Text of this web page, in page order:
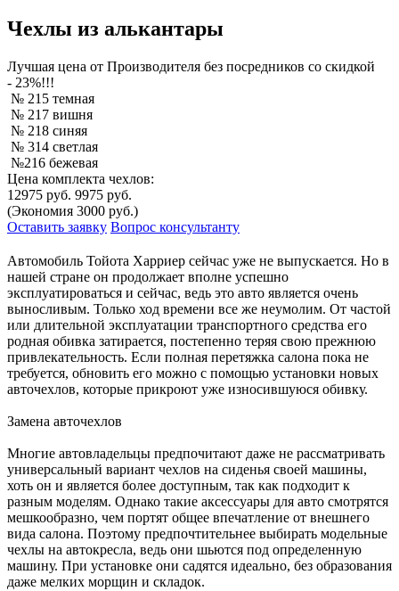
Чехлы из алькантары
Лучшая цена от Производителя без посредников со скидкой
- 23%!!!
№ 215 темная
№ 217 вишня
№ 218 синяя
№ 314 светлая
№216 бежевая
Цена комплекта чехлов:
12975 руб. 9975 руб.
(Экономия 3000 руб.)
Оставить заявку Вопрос консультанту
Автомобиль Тойота Харриер сейчас уже не выпускается. Но в
нашей стране он продолжает вполне успешно
эксплуатироваться и сейчас, ведь это авто является очень
выносливым. Только ход времени все же неумолим. От частой
или длительной эксплуатации транспортного средства его
родная обивка затирается, постепенно теряя свою прежнюю
привлекательность. Если полная перетяжка салона пока не
требуется, обновить его можно с помощью установки новых
авточехлов, которые прикроют уже износившуюся обивку.
Замена авточехлов
Многие автовладельцы предпочитают даже не рассматривать
универсальный вариант чехлов на сиденья своей машины,
хоть он и является более доступным, так как подходит к
разным моделям. Однако такие аксессуары для авто смотрятся
мешкообразно, чем портят общее впечатление от внешнего
вида салона. Поэтому предпочтительнее выбирать модельные
чехлы на автокресла, ведь они шьются под определенную
машину. При установке они садятся идеально, без образования
даже мелких морщин и складок.